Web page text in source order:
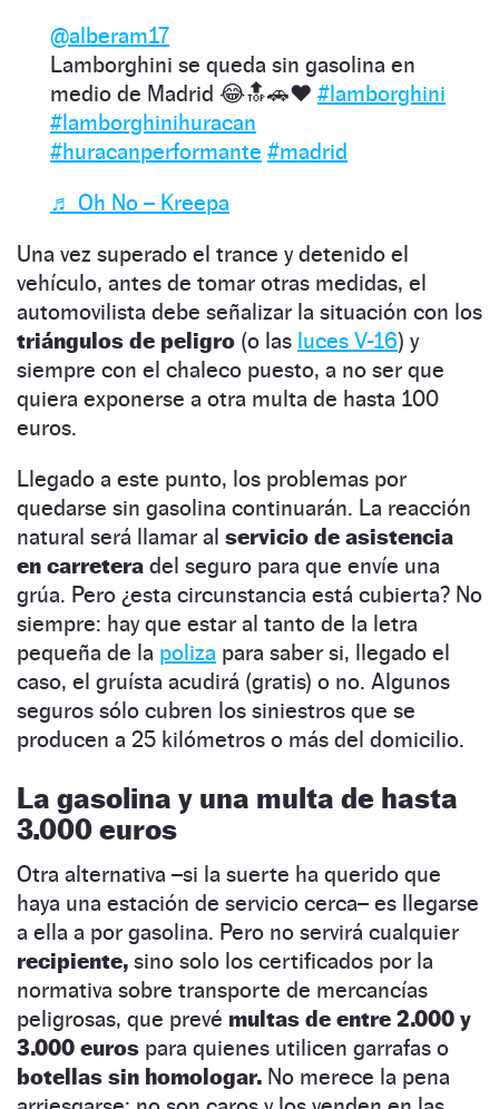
@alberam17
Lamborghini se queda sin gasolina en
medio de Madrid 😂🔝🚗❤️ #lamborghini
#lamborghinihuracan
#huracanperformante #madrid
♬ Oh No – Kreepa
Una vez superado el trance y detenido el
vehículo, antes de tomar otras medidas, el
automovilista debe señalizar la situación con los
triángulos de peligro (o las luces V-16) y
siempre con el chaleco puesto, a no ser que
quiera exponerse a otra multa de hasta 100
euros.
Llegado a este punto, los problemas por
quedarse sin gasolina continuarán. La reacción
natural será llamar al servicio de asistencia
en carretera del seguro para que envíe una
grúa. Pero ¿esta circunstancia está cubierta? No
siempre: hay que estar al tanto de la letra
pequeña de la poliza para saber si, llegado el
caso, el gruísta acudirá (gratis) o no. Algunos
seguros sólo cubren los siniestros que se
producen a 25 kilómetros o más del domicilio.
La gasolina y una multa de hasta
3.000 euros
Otra alternativa –si la suerte ha querido que
haya una estación de servicio cerca– es llegarse
a ella a por gasolina. Pero no servirá cualquier
recipiente, sino solo los certificados por la
normativa sobre transporte de mercancías
peligrosas, que prevé multas de entre 2.000 y
3.000 euros para quienes utilicen garrafas o
botellas sin homologar. No merece la pena